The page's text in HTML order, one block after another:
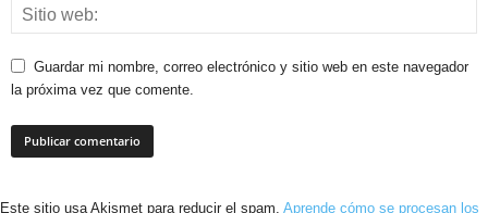
Guardar mi nombre, correo electrónico y sitio web en este navegador
la próxima vez que comente.
Este sitio usa Akismet para reducir el spam. Aprende cómo se procesan los